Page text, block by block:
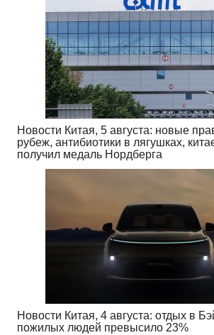
Новости Китая, 5 августа: новые
рубеж, антибиотики в лягушках,
получил медаль Нордберга
Новости Китая, 4 августа: отдых в
пожилых людей превысило 23%